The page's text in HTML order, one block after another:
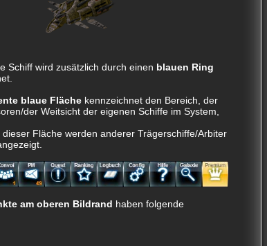
Schiff wird zusätzlich durch einen blauen Ring
blaue Flächekennzeichnet den Bereich, der
der Weitsicht der eigenen Schiffe im System,
dieser Fläche werden anderer Trägerschiffe/Arbiter
am oberen Bildrand haben folgende